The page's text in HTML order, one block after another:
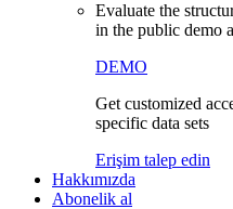
Evaluate the
in the public demo
DEMO
Get customized
specific data sets
Erişim talep edin
Hakkımızda
Abonelik al